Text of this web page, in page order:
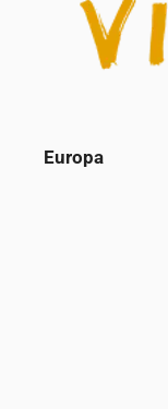
Europa